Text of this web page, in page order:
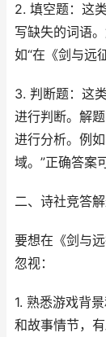
2. 填空题：这
写缺失的词语
如“在《剑与远
3. 判断题：这
进行判断。解
进行分析。例
域。”正确答案
二、诗社竞答
要想在《剑与
忽视：
1. 熟悉游戏背
和故事情节，